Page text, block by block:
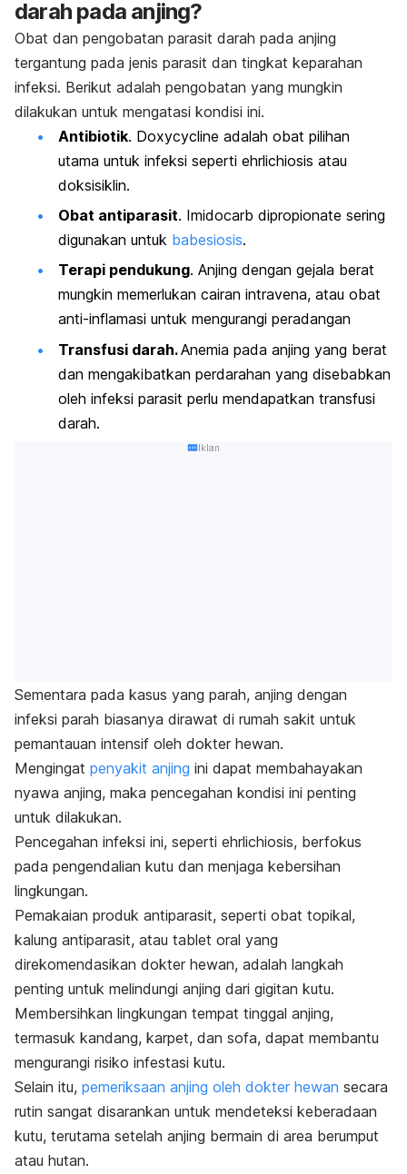
darah pada anjing?
Obat dan pengobatan parasit darah pada anjing
tergantung pada jenis parasit dan tingkat keparahan
infeksi. Berikut adalah pengobatan yang mungkin
dilakukan untuk mengatasi kondisi ini.
Antibiotik. Doxycycline adalah obat pilihan
utama untuk infeksi seperti ehrlichiosis atau
doksisiklin.
Obat antiparasit. Imidocarb dipropionate sering
digunakan untuk babesiosis.
Terapi pendukung. Anjing dengan gejala berat
mungkin memerlukan cairan intravena, atau obat
anti-inflamasi untuk mengurangi peradangan
Transfusi darah.Anemia pada anjing yang berat
dan mengakibatkan perdarahan yang disebabkan
oleh infeksi parasit perlu mendapatkan transfusi
darah.
Iklan
Sementara pada kasus yang parah, anjing dengan
infeksi parah biasanya dirawat di rumah sakit untuk
pemantauan intensif​ oleh dokter hewan.
Mengingat penyakit anjing ini dapat membahayakan
nyawa anjing, maka pencegahan kondisi ini penting
untuk dilakukan.
Pencegahan infeksi ini, seperti ehrlichiosis, berfokus
pada pengendalian kutu dan menjaga kebersihan
lingkungan.
Pemakaian produk antiparasit, seperti obat topikal,
kalung antiparasit, atau tablet oral yang
direkomendasikan dokter hewan, adalah langkah
penting untuk melindungi anjing dari gigitan kutu.
Membersihkan lingkungan tempat tinggal anjing,
termasuk kandang, karpet, dan sofa, dapat membantu
mengurangi risiko infestasi kutu.
Selain itu, pemeriksaan anjing oleh dokter hewan secara
rutin sangat disarankan untuk mendeteksi keberadaan
kutu, terutama setelah anjing bermain di area berumput
atau hutan.